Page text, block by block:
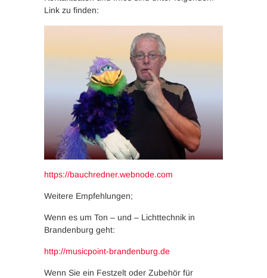
Link zu finden:
https://bauchredner.webnode.com
Weitere Empfehlungen;
Wenn es um Ton – und – Lichttechnik in
Brandenburg geht:
http://musicpoint-brandenburg.de
Wenn Sie ein Festzelt oder Zubehör für